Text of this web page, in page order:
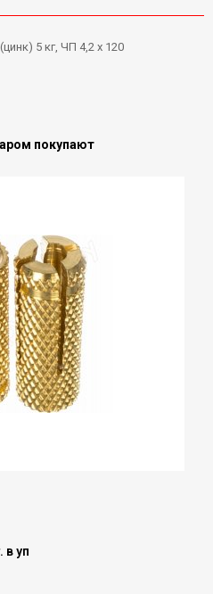
5 кг, ЧП 4,2 х 120
покупают
в уп